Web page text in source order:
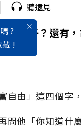
?
藏 !
聽遠見
教孩子？還有
自由」這四個字
他「你知道什